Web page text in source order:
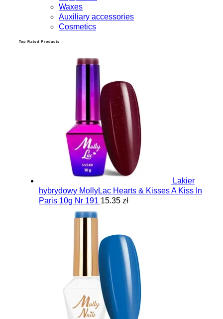
Waxes
Auxiliary accessories
Cosmetics
Top Rated Products
Lakier
hybrydowy MollyLac Hearts & Kisses A Kiss In
Paris 10g Nr 191 15.35 zł